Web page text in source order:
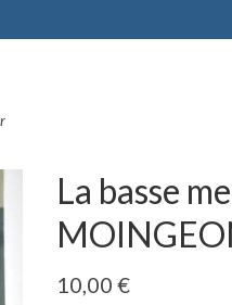
La basse
10,00 €